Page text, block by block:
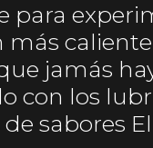
para
más
jamás
con los
sabores